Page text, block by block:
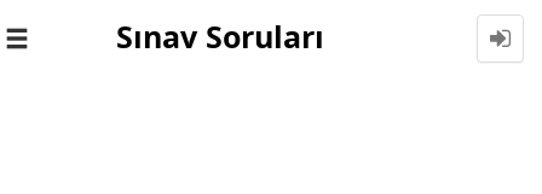
Toggle
Sınav Soruları